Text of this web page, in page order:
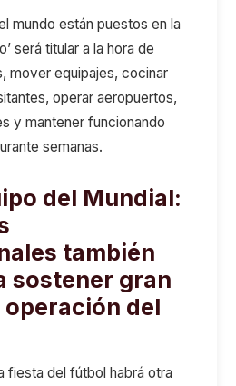
mundo están puestos en la
será titular a la hora de
mover equipajes, cocinar
operar aeropuertos,
y mantener funcionando
semanas.
del Mundial:
también
sostener gran
operación del
fiesta del fútbol habrá otra